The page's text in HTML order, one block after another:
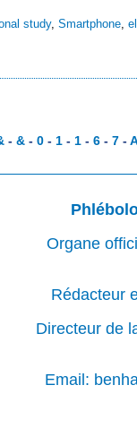
study, Smartphone,
-& -0 - 1 - 1 -6 -7 -
Organe
Rédacteur
Directeur de
Email: